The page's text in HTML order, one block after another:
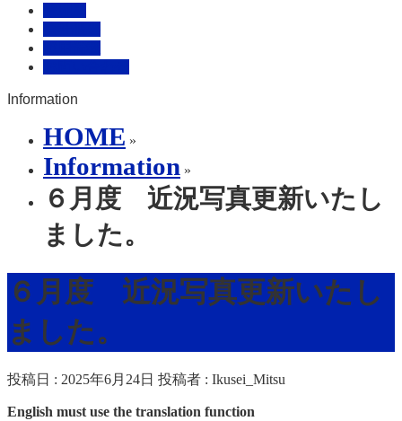
Information
HOME »
Information »
６月度 近況写真更新いたし
ました。
６月度 近況写真更新いたし
ました。
投稿日 : 2025年6月24日 投稿者 : Ikusei_Mitsu
English must use the translation function